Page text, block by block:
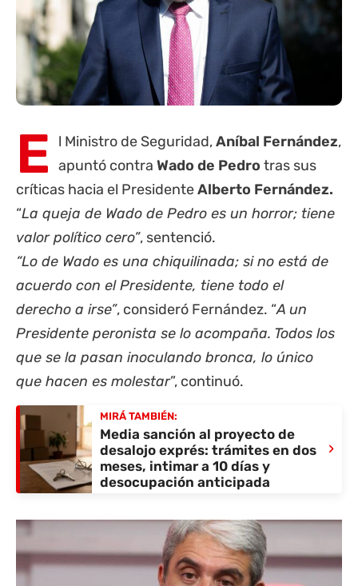
E l Ministro de Seguridad,Aníbal Fernández,
apuntó contra Wado de Pedro tras sus
críticas hacia el PresidenteAlberto Fernández.
“La queja de Wado de Pedro es un horror; tiene
valor político cero”, sentenció.
“Lo de Wado es una chiquilinada; si no está de
acuerdo con el Presidente, tiene todo el
derecho a irse”, consideró Fernández. “A un
Presidente peronista se lo acompaña. Todos los
que se la pasan inoculando bronca, lo único
que hacen es molestar”, continuó.
MIRÁ TAMBIÉN:
Media sanción al proyecto de
desalojo exprés: trámites en dos
meses, intimar a 10 días y
desocupación anticipada
›